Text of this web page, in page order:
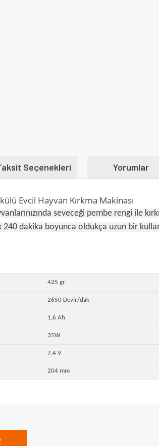
Seçenekleri Yorumlar
Evcil Hayvan Kırkma Makinası
seveceği pembe rengi ile
240 dakika boyunca oldukça uzun bir
425 gr
2650 Devir/dak
1,6 Ah
35W
7,4 V
204 mm
ederiz.